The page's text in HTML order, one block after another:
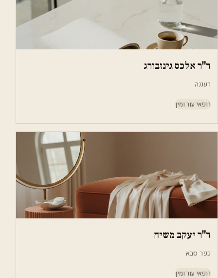
ד"ר אלכס גינזבורג
רעננה
רופאי עור ומין
ד"ר יעקב משיח
כפר סבא
רופאי עור ומין